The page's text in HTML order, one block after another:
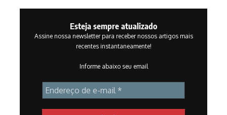
Esteja sempre atualizado
Assine nossa newsletter para receber nossos artigos mais
recentes instantaneamente!
Informe abaixo seu email